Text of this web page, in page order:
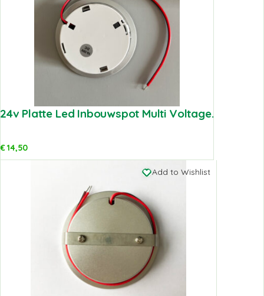
24v Platte Led Inbouwspot Multi Voltage.
€14,50
Add to Wishlist